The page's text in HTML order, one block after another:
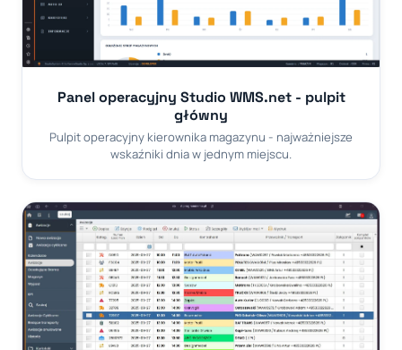
Panel operacyjny Studio WMS.net - pulpit
główny
Pulpit operacyjny kierownika magazynu - najważniejsze
wskaźniki dnia w jednym miejscu.